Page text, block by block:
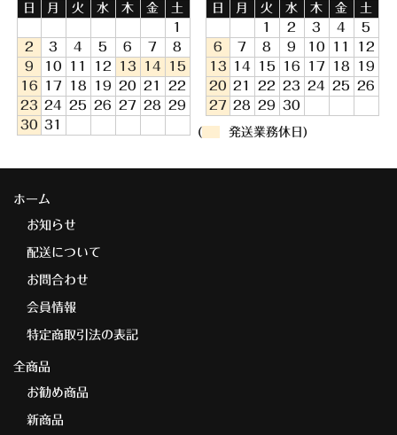
日
月 火 水 木 金
土
1
2
3 4 5 6 7
8
9
10 11 12 13 14
15
16
17 18 19 20 21
22
23 24 25 26 27 28
29
30 31
日
月 火 水 木 金
土
1
2 3 4
5
6
7 8 9 10 11
12
13
14 15 16 17 18
19
20 21 22 23 24 25
26
27 28 29 30
( 発送業務休日)
ホーム
お知らせ
配送について
お問合わせ
会員情報
特定商取引法の表記
全商品
お勧め商品
新商品